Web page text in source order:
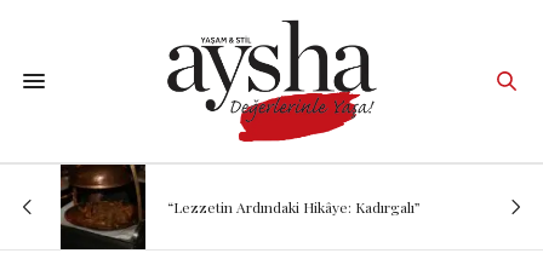
“Lezzetin Ardındaki Hikâye: Kadırgalı”